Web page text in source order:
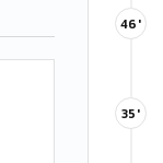
46'
35'